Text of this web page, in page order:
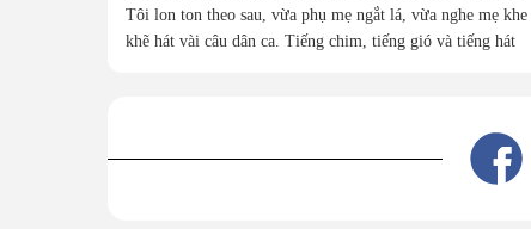
Tôi lon ton theo sau, vừa phụ mẹ ngắt lá, vừa nghe mẹ khe
khẽ hát vài câu dân ca. Tiếng chim, tiếng gió và tiếng hát